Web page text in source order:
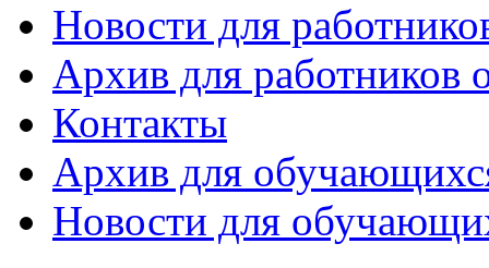
Новости для
Архив для работников
Контакты
Архив для
Новости для